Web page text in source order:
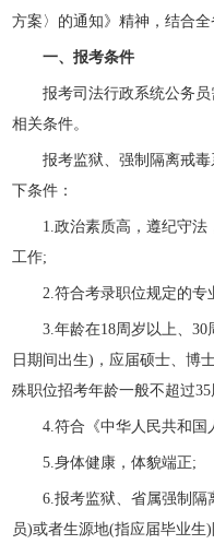
方案〉的通知》精神，结合
一、报考条件
报考司法行政系统公务员
相关条件。
报考监狱、强制隔离戒毒
下条件：
1.政治素质高，遵纪守法
工作;
2.符合考录职位规定的专
3.年龄在18周岁以上、30
日期间出生)，应届硕士、博
殊职位招考年龄一般不超过
4.符合《中华人民共和国
5.身体健康，体貌端正;
6.报考监狱、省属强制隔
员)或者生源地(指应届毕业生